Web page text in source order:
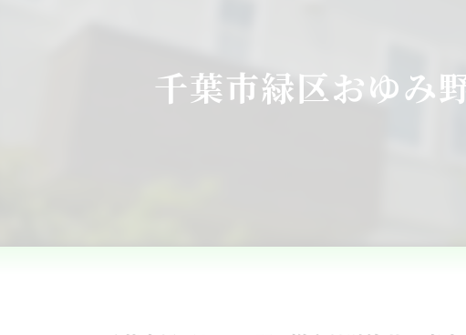
千葉市緑区おゆみ